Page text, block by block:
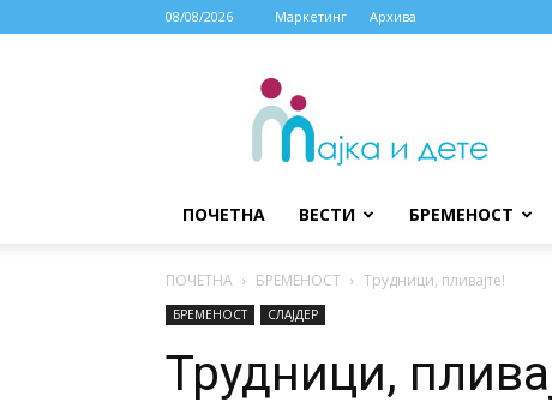
08/08/2026 Маркетинг Архива
МАЈКА
ДЕТЕ
ПОЧЕТНА ВЕСТИ БРЕМЕНОСТ
ПОЧЕТНА БРЕМЕНОСТ Трудници, пливајте!
БРЕМЕНОСТ СЛАЈДЕР
Трудници,